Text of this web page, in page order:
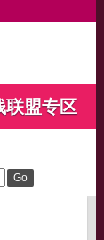
联盟专区